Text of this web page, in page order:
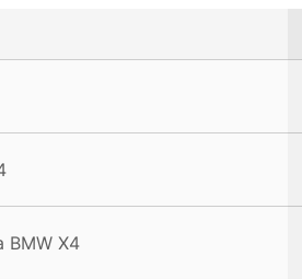
BMW X4